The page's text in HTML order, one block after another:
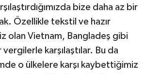
bize daha az bir
Özellikle tekstil ve hazır
olan Vietnam, Bangladeş gibi
vergilerle karşılaştılar. Bu da
o ülkelere karşı kaybettiğimiz